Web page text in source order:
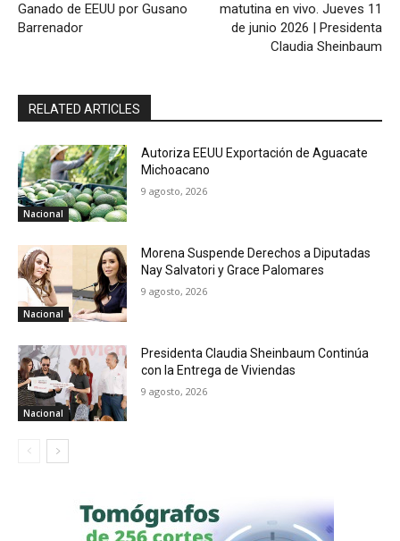
Ganado de EEUU por Gusano
Barrenador
matutina en vivo. Jueves 11
de junio 2026 | Presidenta
Claudia Sheinbaum
RELATED ARTICLES
Nacional
Autoriza EEUU Exportación de Aguacate
Michoacano
9 agosto, 2026
Nacional
Morena Suspende Derechos a Diputadas
Nay Salvatori y Grace Palomares
9 agosto, 2026
Nacional
Presidenta Claudia Sheinbaum Continúa
con la Entrega de Viviendas
9 agosto, 2026